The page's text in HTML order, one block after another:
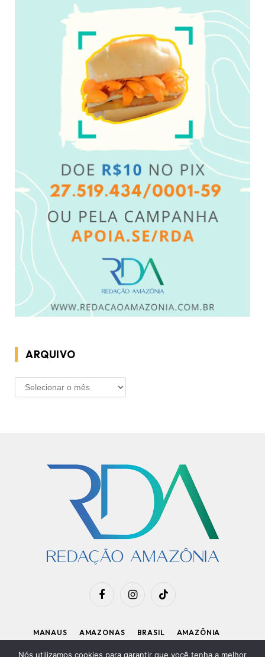
ARQUIVO
ARQUIVO
FacebookInstagramTikTok
MANAUS AMAZONAS BRASIL
AMAZÔNIA
APOIE O RDA
Nós utilizamos cookies para garantir que você tenha a melhor